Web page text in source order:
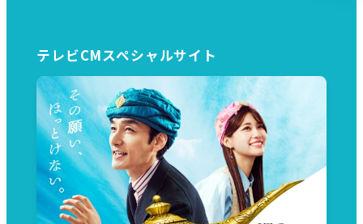
テレビCMスペシャルサイト